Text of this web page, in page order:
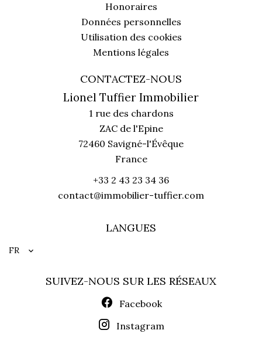
Honoraires
Données personnelles
Utilisation des cookies
Mentions légales
CONTACTEZ-NOUS
Lionel Tuffier Immobilier
1 rue des chardons
ZAC de l'Epine
72460 Savigné-l'Évêque
France
+33 2 43 23 34 36
contact@immobilier-tuffier.com
LANGUES
FR
SUIVEZ-NOUS SUR LES RÉSEAUX
Facebook
Instagram